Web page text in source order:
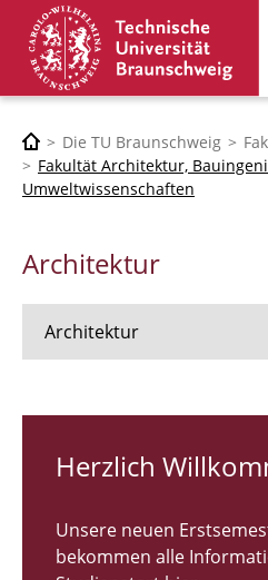
Die TU Braunschweig
Fakultät Architektur,
Umweltwissenschaften
Architektur
Architektur
RUNDGANG 26
Bachelor Architektur
Herzlich
Unsere neuen
bekommen alle